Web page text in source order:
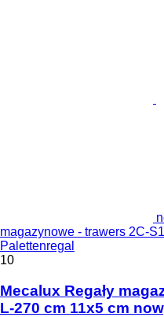
magazynowe - trawers 2C-
Palettenregal
10
Mecalux Regały
L-270 cm 11x5 cm